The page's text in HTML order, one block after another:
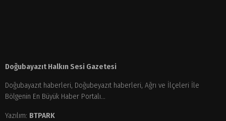
Doğubayazıt Halkın Sesi Gazetesi
Doğubayazıt haberleri, Doğubeyazıt haberleri, Ağrı ve İlçeleri İle
Bölgenin En Büyük Haber Portalı...
Yazılım: BTPARK